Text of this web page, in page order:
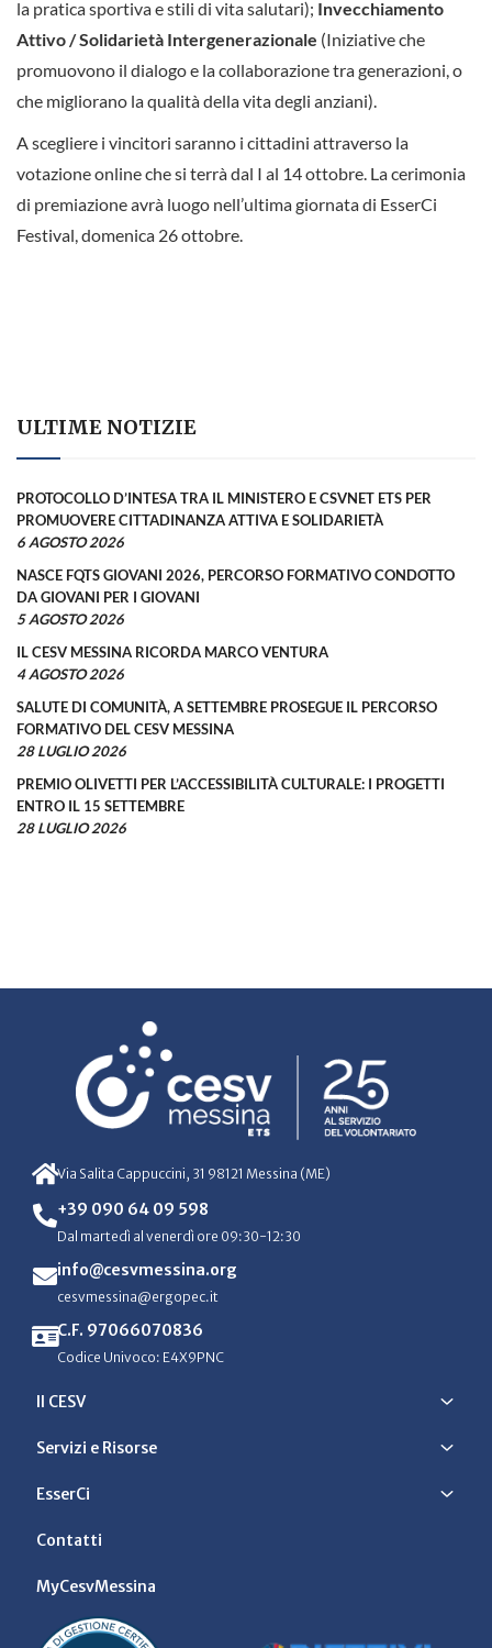
la pratica sportiva e stili di vita salutari); Invecchiamento
Attivo / Solidarietà Intergenerazionale (Iniziative che
promuovono il dialogo e la collaborazione tra generazioni, o
che migliorano la qualità della vita degli anziani).
A scegliere i vincitori saranno i cittadini attraverso la
votazione online che si terrà dal I al 14 ottobre. La cerimonia
di premiazione avrà luogo nell’ultima giornata di EsserCi
Festival, domenica 26 ottobre.
ULTIME NOTIZIE
PROTOCOLLO D’INTESA TRA IL MINISTERO E CSVNET ETS PER
PROMUOVERE CITTADINANZA ATTIVA E SOLIDARIETÀ
6 AGOSTO 2026
NASCE FQTS GIOVANI 2026, PERCORSO FORMATIVO CONDOTTO
DA GIOVANI PER I GIOVANI
5 AGOSTO 2026
IL CESV MESSINA RICORDA MARCO VENTURA
4 AGOSTO 2026
SALUTE DI COMUNITÀ, A SETTEMBRE PROSEGUE IL PERCORSO
FORMATIVO DEL CESV MESSINA
28 LUGLIO 2026
PREMIO OLIVETTI PER L’ACCESSIBILITÀ CULTURALE: I PROGETTI
ENTRO IL 15 SETTEMBRE
28 LUGLIO 2026
Via Salita Cappuccini, 31 98121 Messina (ME)
+39 090 64 09 598
Dal martedì al venerdì ore 09:30-12:30
info@cesvmessina.org
cesvmessina@ergopec.it
C.F. 97066070836
Codice Univoco: E4X9PNC
Il CESV
Servizi e Risorse
EsserCi
Contatti
MyCesvMessina